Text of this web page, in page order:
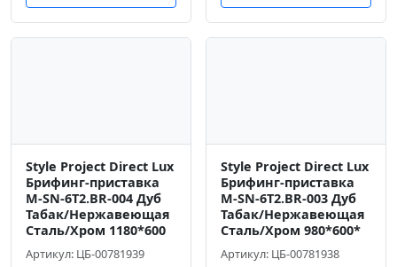
Style Project Direct Lux
Брифинг-приставка
M-SN-6T2.BR-004 Дуб
Табак/Нержавеющая
Сталь/Хром 1180*600
Артикул: ЦБ-00781939
Style Project Direct Lux
Брифинг-приставка
M-SN-6T2.BR-003 Дуб
Табак/Нержавеющая
Сталь/Хром 980*600*
Артикул: ЦБ-00781938